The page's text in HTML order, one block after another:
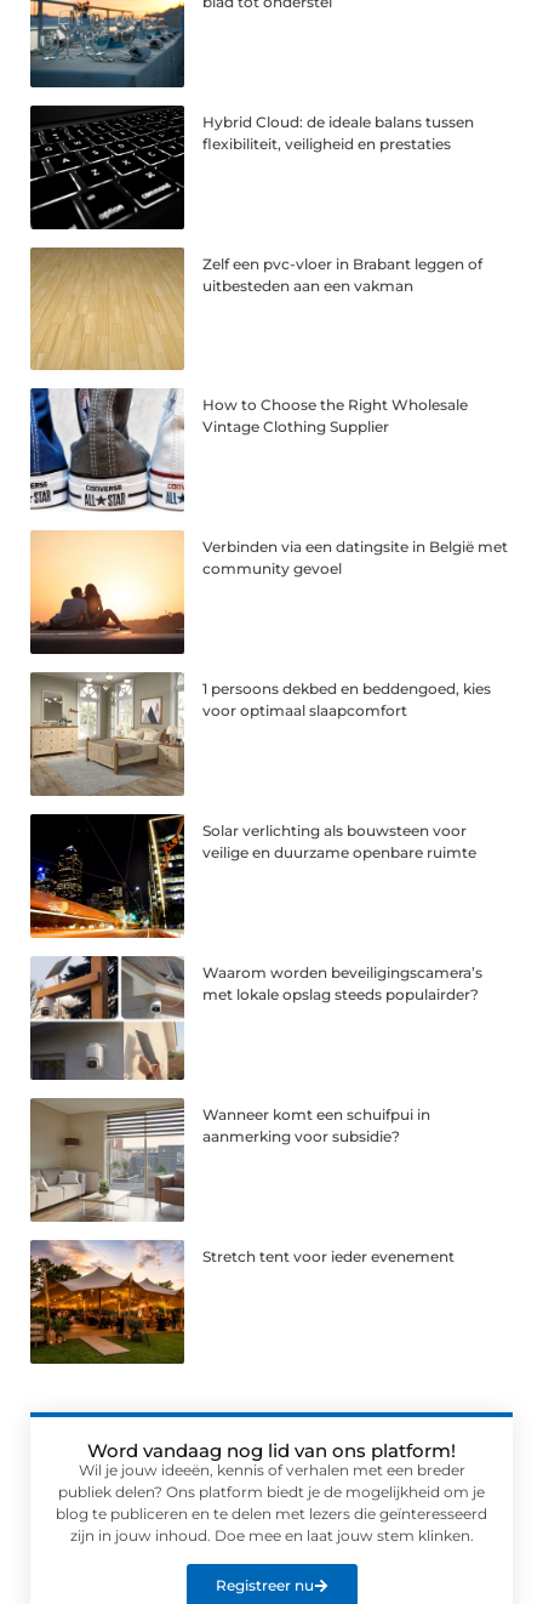
Hybrid Cloud: de ideale balans tussen
flexibiliteit, veiligheid en prestaties
Zelf een pvc-vloer in Brabant leggen of
uitbesteden aan een vakman
How to Choose the Right Wholesale
Vintage Clothing Supplier
Verbinden via een datingsite in België met
community gevoel
1 persoons dekbed en beddengoed, kies
voor optimaal slaapcomfort
Solar verlichting als bouwsteen voor
veilige en duurzame openbare ruimte
Waarom worden beveiligingscamera’s
met lokale opslag steeds populairder?
Wanneer komt een schuifpui in
aanmerking voor subsidie?
Stretch tent voor ieder evenement
Word vandaag nog lid van ons platform!
Wil je jouw ideeën, kennis of verhalen met een breder
publiek delen? Ons platform biedt je de mogelijkheid om je
blog te publiceren en te delen met lezers die geïnteresseerd
zijn in jouw inhoud. Doe mee en laat jouw stem klinken.
Registreer nu